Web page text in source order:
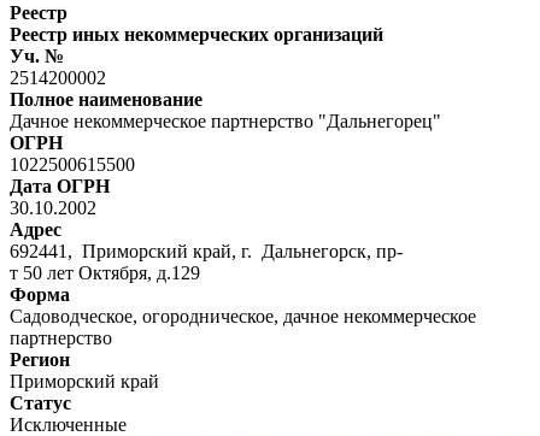
Реестр
Реестр иных некоммерческих организаций
Уч. №
2514200002
Полное наименование
Дачное некоммерческое партнерство "Дальнегорец"
ОГРН
1022500615500
Дата ОГРН
30.10.2002
Адрес
692441, Приморский край, г. Дальнегорск, пр-
т 50 лет Октября, д.129
Форма
Садоводческое, огородническое, дачное некоммерческое
партнерство
Регион
Приморский край
Статус
Исключенные